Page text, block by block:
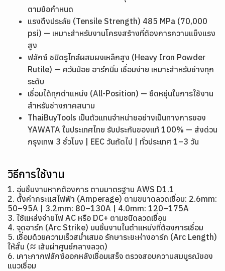
ตามข้อกำหนด
แรงดึงประลัย (Tensile Strength) 485 MPa (70,000
psi) — เหมาะสำหรับงานโครงสร้างที่ต้องการความแข็งแรง
สูง
ฟลักซ์ ชนิดรูไทล์ผสมผงเหล็กสูง (Heavy Iron Powder
Rutile) — ควันน้อย อาร์กนิ่ม เชื่อมง่าย เหมาะสำหรับช่างทุก
ระดับ
เชื่อมได้ทุกตำแหน่ง (All-Position) — ยืดหยุ่นในการใช้งาน
สำหรับช่างภาคสนาม
ThaiBuyTools เป็นตัวแทนจำหน่ายอย่างเป็นทางการของ
YAWATA ในประเทศไทย รับประกันของแท้ 100% — ส่งด่วน
กรุงเทพ 3 ชั่วโมง | EEC วันถัดไป | ทั่วประเทศ 1–3 วัน
วิธีการใช้งาน
1. อุ่นชิ้นงานหากต้องการ ตามมาตรฐาน AWS D1.1
2. ตั้งค่ากระแสไฟฟ้า (Amperage) ตามขนาดลวดเชื่อม: 2.6mm:
50–95A | 3.2mm: 80–130A | 4.0mm: 120–175A
3. ใช้แหล่งจ่ายไฟ AC หรือ DC+ ตามชนิดลวดเชื่อม
4. จุดอาร์ก (Arc Strike) บนชิ้นงานในตำแหน่งที่ต้องการเชื่อม
5. เชื่อมด้วยความเร็วสม่ำเสมอ รักษาระยะห่างอาร์ก (Arc Length)
ให้สั้น (≈ เส้นผ่าศูนย์กลางลวด)
6. เคาะกากฟลักซ์ออกหลังเชื่อมเสร็จ ตรวจสอบความสมบูรณ์ของ
แนวเชื่อม